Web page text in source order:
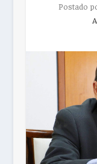
Postado